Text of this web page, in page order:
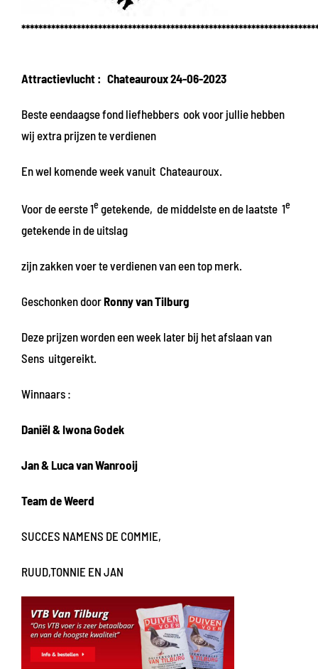
Attractievlucht : Chateauroux 24-06-2023
Beste eendaagse fond liefhebbers ook voor jullie hebben
wij extra prijzen te verdienen
En wel komende week vanuit Chateauroux.
Voor de eerste 1egetekende, de middelste en de laatste 1e
getekende in de uitslag
zijn zakken voer te verdienen van een top merk.
Geschonken doorRonny van Tilburg
Deze prijzen worden een week later bij het afslaan van
Sens uitgereikt.
Winnaars :
Daniël & Iwona Godek
Jan & Luca van Wanrooij
Team de Weerd
SUCCES NAMENS DE COMMIE,
RUUD,TONNIE EN JAN